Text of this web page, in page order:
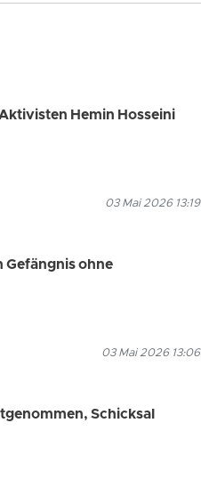
Hemin Hosseini
03 Mai 2026 13:19
Gefängnis ohne
03 Mai 2026 13:06
Schicksal